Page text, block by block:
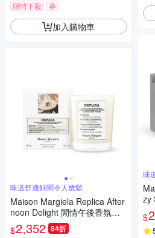
限時下殺 券
加入購物車
味道舒適好聞令人放鬆
Maison Margiela Replica After
noon Delight 閒情午後香氛蠟
燭 165g
$2,352 84折
味
zy
$